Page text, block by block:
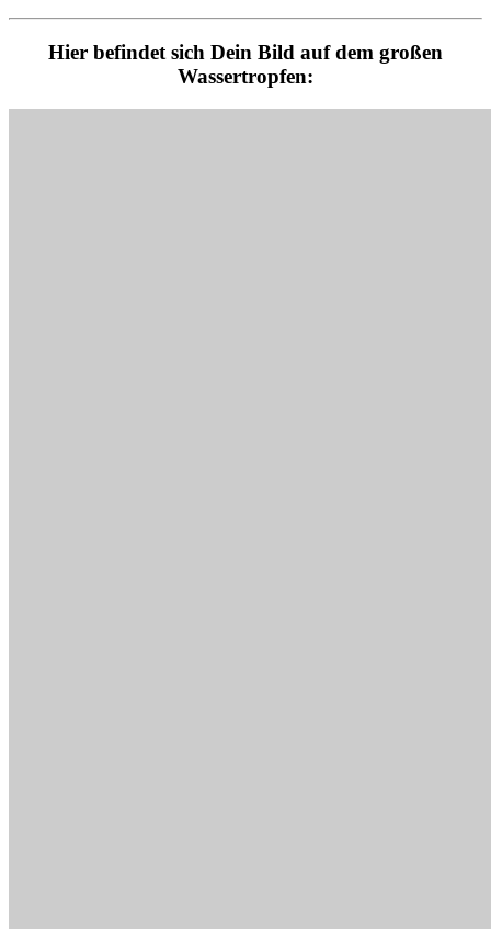
Hier befindet sich Dein Bild auf dem großen
Wassertropfen: